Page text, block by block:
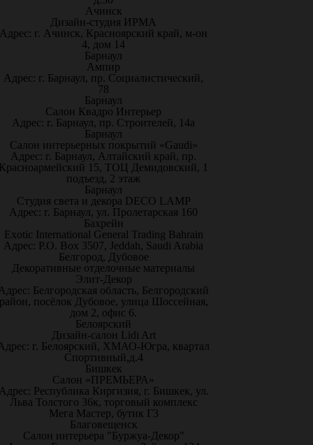
Ачинск
Дизайн-студия ИРМА
Адрес: г. Ачинск, Красноярский край, м-он
4, дом 14
Барнаул
Ампир
Адрес: г. Барнаул, пр. Социалистический,
78
Барнаул
Салон Квадро Интерьер
Адрес: г. Барнаул, пр. Строителей, 14а
Барнаул
Салон интерьерных покрытий «Gaudi»
Адрес: г. Барнаул, Алтайский край, пр.
15, ТОЦ Демидовский, 1
подъезд, 2 этаж
Барнаул
Студия света и декора DECO LAMP
Адрес: г. Барнаул, ул. Пролетарская 160
Бахрейн
Exotic International General Trading Bahrain
Адрес: P.O. Box 3507, Jeddah, Saudi Arabia
Белгород, Дубовое
Декоративные отделочные материалы
Элит-Декор
Белгородская область, Белгородский
посёлок Дубовое, улица Шоссейная,
дом 2, офис 6.
Белоярский
Дизайн-салон Lidi Art
г. Белоярский, ХМАО-Югра, квартал
Спортивный,д.4
Бишкек
Салон «ПРЕМЬЕРА»
Республика Киргизия, г. Бишкек, ул.
Льва Толстого 36к, торговый комплекс
Мега Мастер, бутик Г3
Благовещенск
Салон интерьера "Буржуа-Декор"